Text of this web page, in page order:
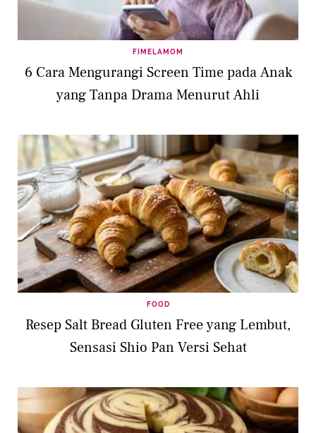
FIMELAMOM
6 Cara Mengurangi Screen Time pada Anak
yang Tanpa Drama Menurut Ahli
FOOD
Resep Salt Bread Gluten Free yang Lembut,
Sensasi Shio Pan Versi Sehat